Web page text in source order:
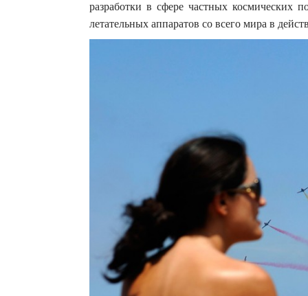
разработки в сфере частных космических
летательных аппаратов со всего мира в